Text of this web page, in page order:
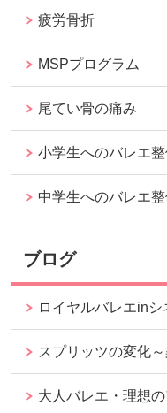
疲労骨折
MSPプログラム
尾てい骨の痛み
小学生へのバレエ
中学生へのバレエ
ブログ
ロイヤルバレエin
スプリッツの変化
大人バレエ・理想